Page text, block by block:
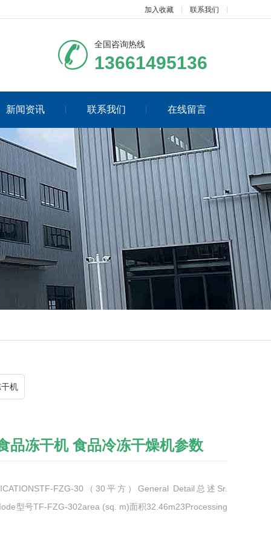
加入收藏 联系我们
全国咨询热线
13661495136
新闻资讯 联系我们 在线留言
机
品冻干机 食品冷冻干燥机参数
FZG-30（30平方）General Detail总述Sr.
型号TF-FZG-302area (sq. m)面积32.46m23Processing